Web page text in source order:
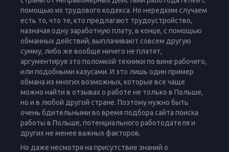
помощью их трудового кодекса. Но нередким случаем
есть то, что те, кто предлагают трудоустройство,
назначая одну заработную плату, в конце, с помощью
обманных действий, выплачивают совсем другую
сумму, либо же вообще ничего не платят,
аргументируя это поломкой техники по вине рабочего,
или подобными казусами. И это лишь один пример
обмана из многих возможных, которые все чаще
можно найти в отзывах о работе не только в Польше,
но и в любой другой стране. Поэтому нужно быть
очень бдительными во время подбора сайта поиска
работы в Польше, потенциального работодателя и
других не менее важных факторов.
Но даже несмотря на присутствие знаний о